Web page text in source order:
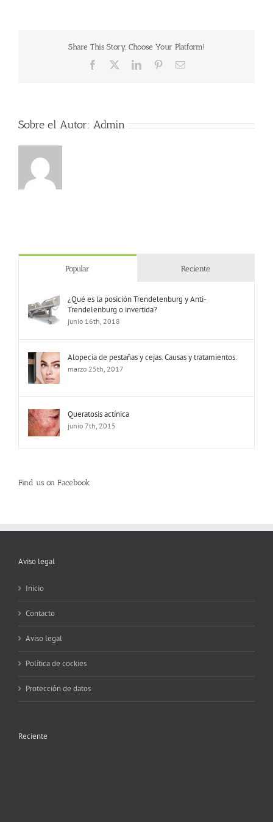
hígado
Share This Story, Choose Your Platform!
Facebook LinkedInPinterestCorreo
Sobre el Autor: Admin
Popular Reciente
¿Qué es la posición Trendelenburg y Anti-
Trendelenburg o invertida?
junio 16th, 2018
Alopecia de pestañas y cejas. Causas y tratamientos.
marzo 25th, 2017
Queratosis actínica
junio 7th, 2015
Find us on Facebook
Aviso legal
Inicio
Contacto
Aviso legal
Política de cockies
Protección de datos
Reciente